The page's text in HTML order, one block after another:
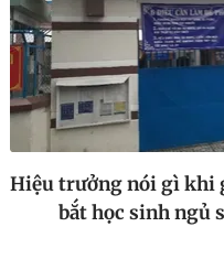
Hiệu trưởng nói gì khi
bắt học sinh ngủ